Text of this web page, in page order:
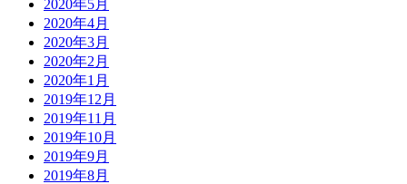
2020年5月
2020年4月
2020年3月
2020年2月
2020年1月
2019年12月
2019年11月
2019年10月
2019年9月
2019年8月